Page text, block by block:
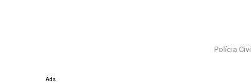
Polícia Civil
Ads